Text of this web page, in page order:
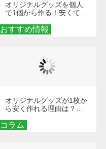
おすすめ情報
オリジナルグッズを個人
で1個から作る！安くて簡
秘訣
コラム
オリジナルグッズが1枚か
ら安く作れる理由は？オ
とメリットを解説